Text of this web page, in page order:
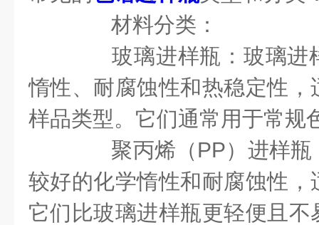
材料分类：
玻璃进样瓶：玻璃进
惰性、耐腐蚀性和热稳定性
样品类型。它们通常用于常规
聚丙烯（PP）进样瓶
较好的化学惰性和耐腐蚀性
它们比玻璃进样瓶更轻便且